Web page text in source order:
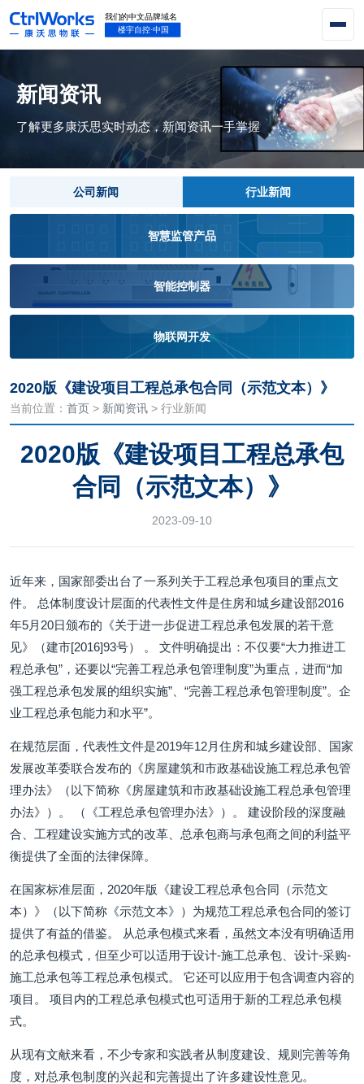
新闻资讯
了解更多康沃思实时动态，新闻资讯一手掌握
公司新闻 行业新闻
智慧监管产品
智能控制器
物联网开发
2020版《建设项目工程总承包合同（示范文本）》
当前位置： 首页 > 新闻资讯 > 行业新闻
2020版《建设项目工程总承包
合同（示范文本）》
2023-09-10
近年来，国家部委出台了一系列关于工程总承包项目的重点文
件。 总体制度设计层面的代表性文件是住房和城乡建设部2016
年5月20日颁布的《关于进一步促进工程总承包发展的若干意
见》（建市[2016]93号） 。 文件明确提出：不仅要“大力推进工
程总承包”，还要以“完善工程总承包管理制度”为重点，进而“加
强工程总承包发展的组织实施”、“完善工程总承包管理制度”。企
业工程总承包能力和水平”。
在规范层面，代表性文件是2019年12月住房和城乡建设部、国家
发展改革委联合发布的《房屋建筑和市政基础设施工程总承包管
理办法》（以下简称《房屋建筑和市政基础设施工程总承包管理
办法》）。 （《工程总承包管理办法》）。 建设阶段的深度融
合、工程建设实施方式的改革、总承包商与承包商之间的利益平
衡提供了全面的法律保障。
在国家标准层面，2020年版《建设工程总承包合同（示范文
本）》（以下简称《示范文本》）为规范工程总承包合同的签订
提供了有益的借鉴。 从总承包模式来看，虽然文本没有明确适用
的总承包模式，但至少可以适用于设计-施工总承包、设计-采购-
施工总承包等工程总承包模式。 它还可以应用于包含调查内容的
项目。 项目内的工程总承包模式也可适用于新的工程总承包模
式。
从现有文献来看，不少专家和实践者从制度建设、规则完善等角
度，对总承包制度的兴起和完善提出了许多建设性意见。